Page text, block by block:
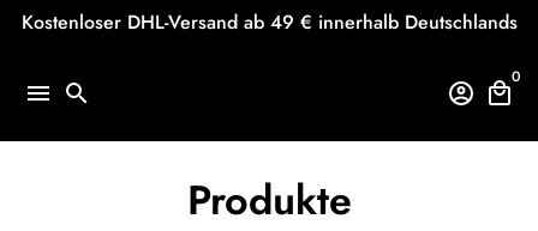
Direkt
Kostenloser DHL-Versand ab 49 € innerhalb Deutschlands
menu search account_circle local_mall
0
Produkte